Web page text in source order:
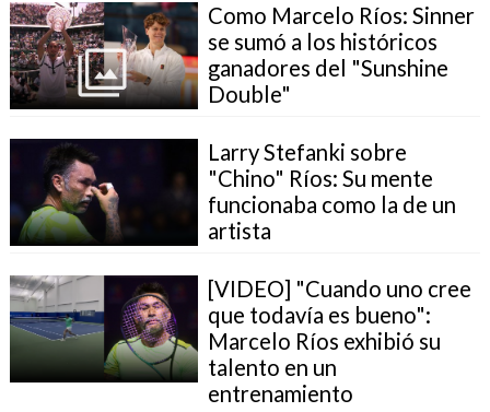
Como Marcelo Ríos: Sinner
se sumó a los históricos
ganadores del "Sunshine
Double"
Larry Stefanki sobre
"Chino" Ríos: Su mente
funcionaba como la de un
artista
[VIDEO] "Cuando uno cree
que todavía es bueno":
Marcelo Ríos exhibió su
talento en un
entrenamiento